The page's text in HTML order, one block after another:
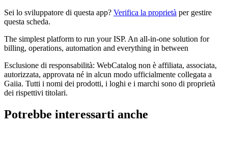
Sei lo sviluppatore di questa app? Verifica la proprietà per gestire
questa scheda.
The simplest platform to run your ISP. An all-in-one solution for
billing, operations, automation and everything in between
Esclusione di responsabilità: WebCatalog non è affiliata, associata,
autorizzata, approvata né in alcun modo ufficialmente collegata a
Gaiia. Tutti i nomi dei prodotti, i loghi e i marchi sono di proprietà
dei rispettivi titolari.
Potrebbe interessarti anche